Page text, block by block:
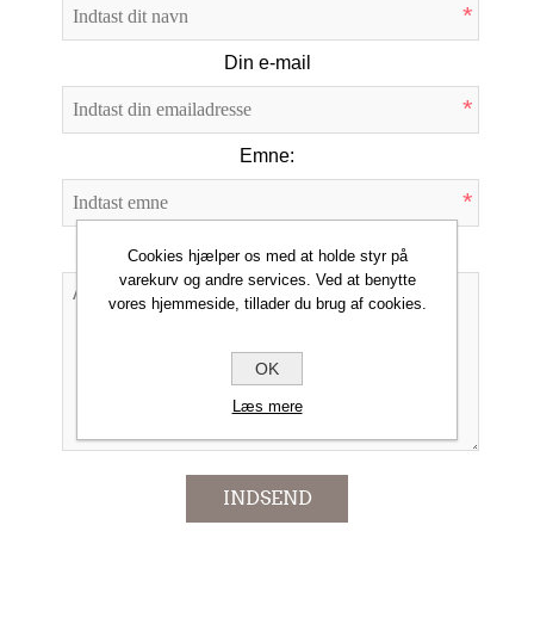
*
Din e-mail
*
Emne:
*
Forespørgsel
INDSEND
Cookies hjælper os med at holde styr på
varekurv og andre services. Ved at benytte
vores hjemmeside, tillader du brug af cookies.
OK
Læs mere